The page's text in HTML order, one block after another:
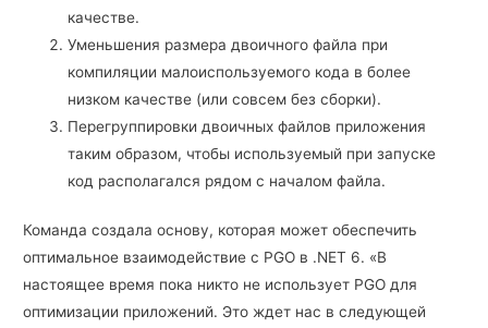
качестве.
Уменьшения размера двоичного файла при
компиляции малоиспользуемого кода в более
низком качестве (или совсем без сборки).
Перегруппировки двоичных файлов приложения
таким образом, чтобы используемый при запуске
код располагался рядом с началом файла.
Команда создала основу, которая может обеспечить
оптимальное взаимодействие с PGO в .NET 6. «В
настоящее время пока никто не использует PGO для
оптимизации приложений. Это ждет нас в следующей